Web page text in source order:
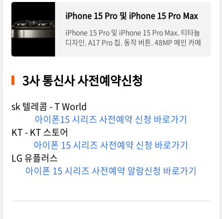
iPhone 15 Pro 및 iPhone 15 Pro Max
iPhone 15 Pro 및 iPhone 15 Pro Max. 티타늄
디자인. A17 Pro 칩. 동작 버튼. 48MP 메인 카메
3사 통신사 사전예약신청
sk 텔레콤 - T World
아이폰15 시리즈 사전예약 신청 바로가기
KT - KT 스토어
아이폰 15 시리즈 사전예약 신청 바로가기
LG 유플러스
아이폰 15 시리즈 사전예약 알람신청 바로가기